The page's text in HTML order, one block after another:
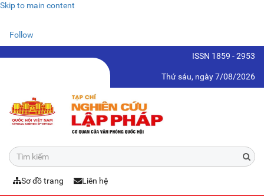
Skip to main content
Follow
ISSN 1859 - 2953
Thứ sáu, ngày 7/08/2026
Sơ đồ trang Liên hệ